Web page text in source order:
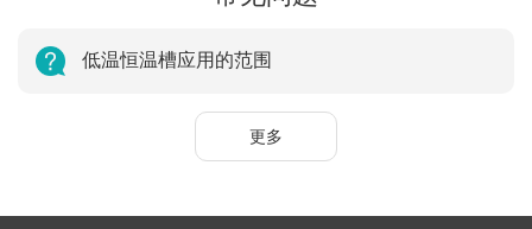
低温恒温槽应用的范围
更多